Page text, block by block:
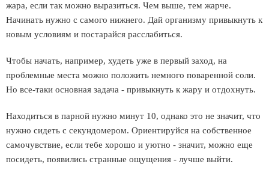
жара, если так можно выразиться. Чем выше, тем жарче.
Начинать нужно с самого нижнего. Дай организму привыкнуть к
новым условиям и постарайся расслабиться.
Чтобы начать, например, худеть уже в первый заход, на
проблемные места можно положить немного поваренной соли.
Но все-таки основная задача - привыкнуть к жару и отдохнуть.
Находиться в парной нужно минут 10, однако это не значит, что
нужно сидеть с секундомером. Ориентируйся на собственное
самочувствие, если тебе хорошо и уютно - значит, можно еще
посидеть, появились странные ощущения - лучше выйти.